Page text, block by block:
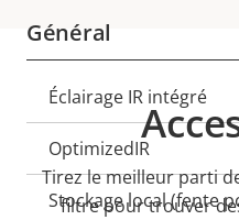
Général
Description
de la
propriété
la
Éclairage IR intégré
OptimizedIR
Stockage local (fente
Tirez le meilleur parti
filtre pour trouver